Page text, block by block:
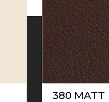
380 MATT